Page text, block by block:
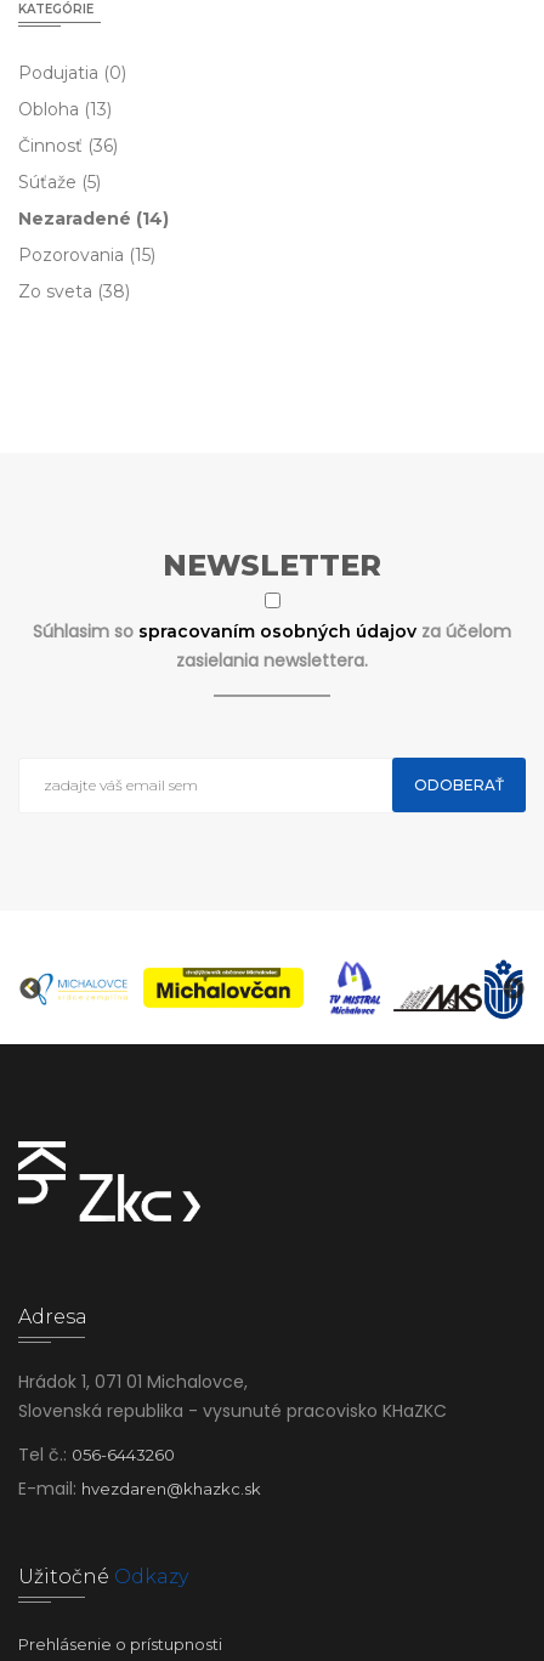
KATEGÓRIE
Podujatia (0)
Obloha (13)
Činnosť (36)
Súťaže (5)
Nezaradené (14)
Pozorovania (15)
Zo sveta (38)
NEWSLETTER
Súhlasim so spracovaním osobných údajov za účelom
zasielania newslettera.
ODOBERAŤ
Adresa
Hrádok 1, 071 01 Michalovce,
Slovenská republika - vysunuté pracovisko KHaZKC
Tel č.: 056-6443260
E-mail: hvezdaren@khazkc.sk
Užitočné Odkazy
Prehlásenie o prístupnosti